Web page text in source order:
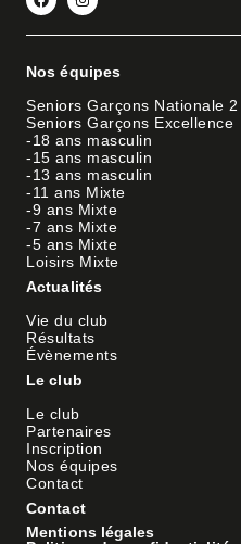
Mentions légales
Nos équipes
Seniors Garçons Nationale 2
Seniors Garçons Excellence
-18 ans masculin
-15 ans masculin
-13 ans masculin
-11 ans Mixte
-9 ans Mixte
-7 ans Mixte
-5 ans Mixte
Loisirs Mixte
Actualités
Vie du club
Résultats
Évènements
Le club
Le club
Partenaires
Inscription
Nos équipes
Contact
Contact